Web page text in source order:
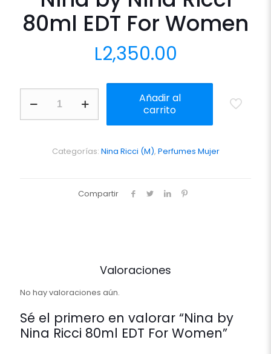
80ml EDT For Women
L2,350.00
Nina
Añadir al
carrito
Categorías: Nina Ricci (M), Perfumes Mujer
Compartir
Valoraciones
No hay valoraciones aún.
Sé el primero en valorar “Nina by
Nina Ricci 80ml EDT For Women”